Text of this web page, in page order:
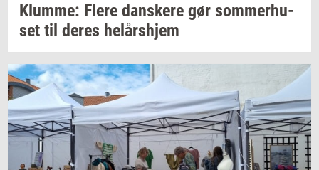
Klum­me: Flere dan­ske­re gør som­mer­hu­
set til deres helårs­hjem